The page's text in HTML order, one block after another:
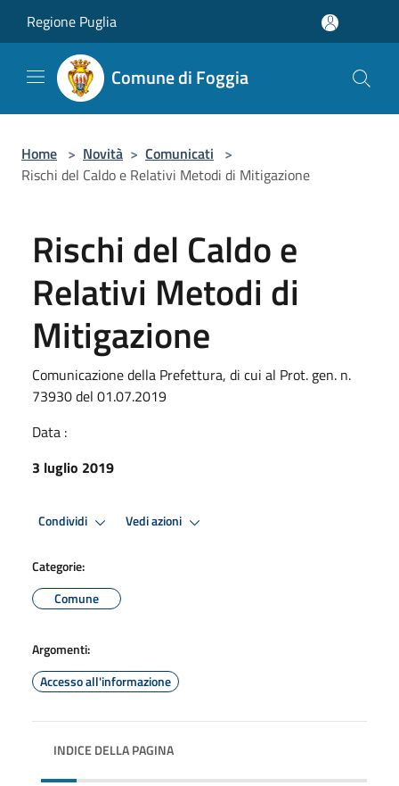
Regione Puglia
Comune di Foggia
Home > Novità > Comunicati >
Rischi del Caldo e Relativi Metodi di Mitigazione
Rischi del Caldo e
Relativi Metodi di
Mitigazione
Comunicazione della Prefettura, di cui al Prot. gen. n.
73930 del 01.07.2019
Data :
3 luglio 2019
Condividi Vedi azioni
Categorie:
Comune
Argomenti:
Accesso all'informazione
INDICE DELLA PAGINA